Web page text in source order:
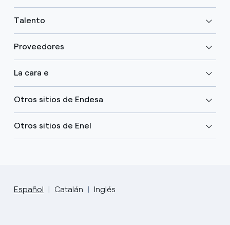
Talento
Proveedores
La cara e
Otros sitios de Endesa
Otros sitios de Enel
Español Catalán Inglés